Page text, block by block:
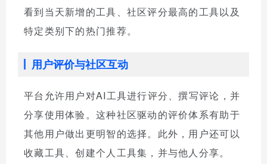
看到当天新增的工具、社区评分最高的工具以及
特定类别下的热门推荐。
用户评价与社区互动
平台允许用户对AI工具进行评分、撰写评论，并
分享使用体验。这种社区驱动的评价体系有助于
其他用户做出更明智的选择。此外，用户还可以
收藏工具、创建个人工具集，并与他人分享。